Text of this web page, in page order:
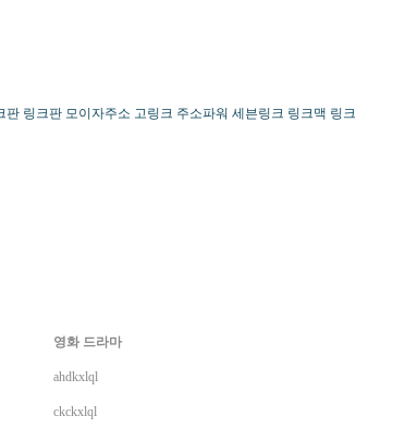
링크판 모이자주소 고링크 주소파워 세븐링크 링크맥 링크
영화 드라마
ahdkxlql
ckckxlql